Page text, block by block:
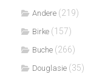
Andere (219)
Birke (157)
Buche (266)
Douglasie (35)